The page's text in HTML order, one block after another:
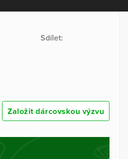
Sdílet:
Založit dárcovskou výzvu